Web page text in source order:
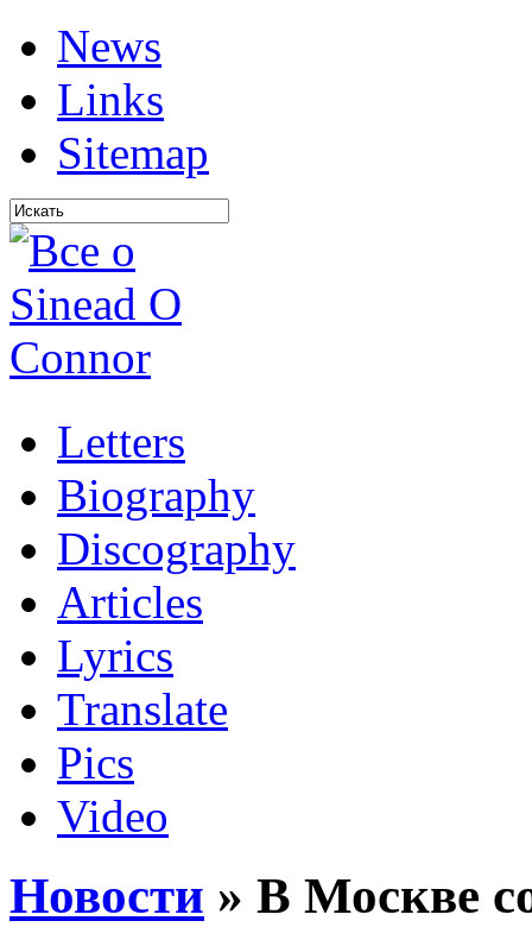
News
Links
Sitemap
Letters
Biography
Discography
Articles
Lyrics
Translate
Pics
Video
Новости » В Москве